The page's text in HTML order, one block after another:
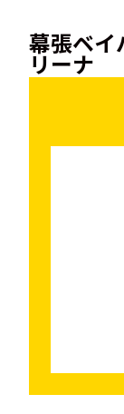
幕張ベイ
リーナ